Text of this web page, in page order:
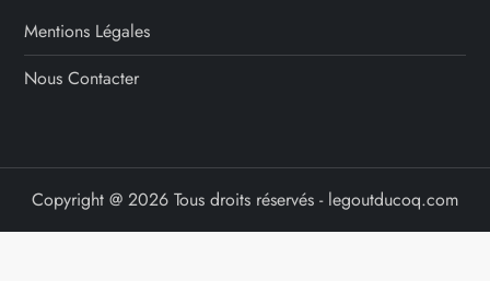
Mentions Légales
Nous Contacter
Copyright @ 2026 Tous droits réservés - legoutducoq.com